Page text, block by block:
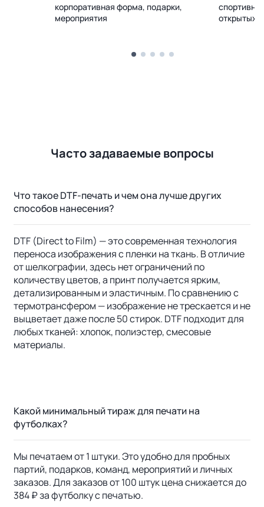
корпоративная форма, подарки,
мероприятия
открытых
Часто задаваемые вопросы
Что такое DTF-печать и чем она лучше других
способов нанесения?
DTF (Direct to Film) — это современная технология
переноса изображения с пленки на ткань. В отличие
от шелкографии, здесь нет ограничений по
количеству цветов, а принт получается ярким,
детализированным и эластичным. По сравнению с
термотрансфером — изображение не трескается и не
выцветает даже после 50 стирок. DTF подходит для
любых тканей: хлопок, полиэстер, смесовые
материалы.
Какой минимальный тираж для печати на
футболках?
Мы печатаем от 1 штуки. Это удобно для пробных
партий, подарков, команд, мероприятий и личных
заказов. Для заказов от 100 штук цена снижается до
384 ₽ за футболку с печатью.